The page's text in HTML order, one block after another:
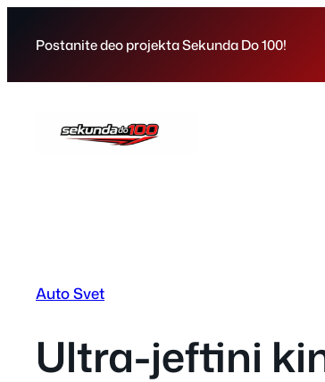
Postanite deo projekta Sekunda Do 100!
Auto Svet
Ultra-jeftini